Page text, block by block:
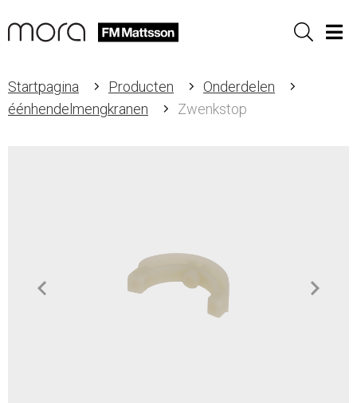
Sök
Startpagina Producten
Onderdelen
éénhendelmengkranen
Zwenkstop